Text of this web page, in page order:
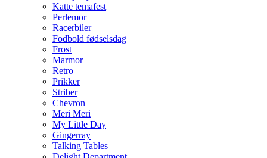
Katte temafest
Perlemor
Racerbiler
Fodbold fødselsdag
Frost
Marmor
Retro
Prikker
Striber
Chevron
Meri Meri
My Little Day
Gingerray
Talking Tables